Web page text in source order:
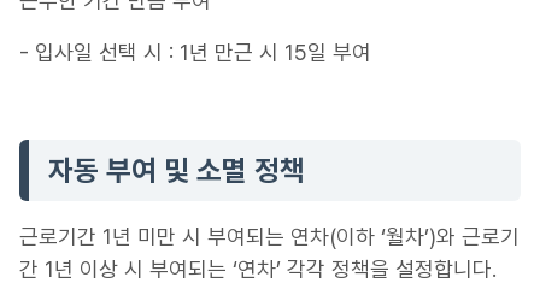
- 입사일 선택 시 : 1년 만근 시 15일 부여
자동 부여 및 소멸 정책
근로기간 1년 미만 시 부여되는 연차(이하 ‘월차’)와 근로기
간 1년 이상 시 부여되는 ‘연차’ 각각 정책을 설정합니다.